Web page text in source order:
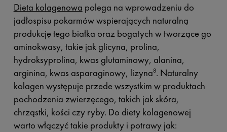
Dieta kolagenowa polega na wprowadzeniu do
jadłospisu pokarmów wspierających naturalną
produkcję tego białka oraz bogatych w tworzące go
aminokwasy, takie jak glicyna, prolina,
hydroksyprolina, kwas glutaminowy, alanina,
arginina, kwas asparaginowy, lizyna8. Naturalny
kolagen występuje przede wszystkim w produktach
pochodzenia zwierzęcego, takich jak skóra,
chrząstki, kości czy ryby. Do diety kolagenowej
warto włączyć takie produkty i potrawy jak: